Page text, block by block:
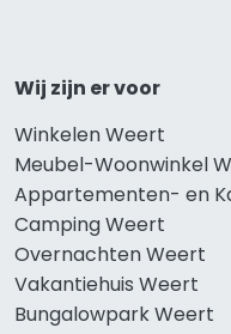
Wij zijn er voor
Winkelen Weert
Meubel-Woonwinkel
Appartementen- en
Camping Weert
Overnachten Weert
Vakantiehuis Weert
Bungalowpark Weert